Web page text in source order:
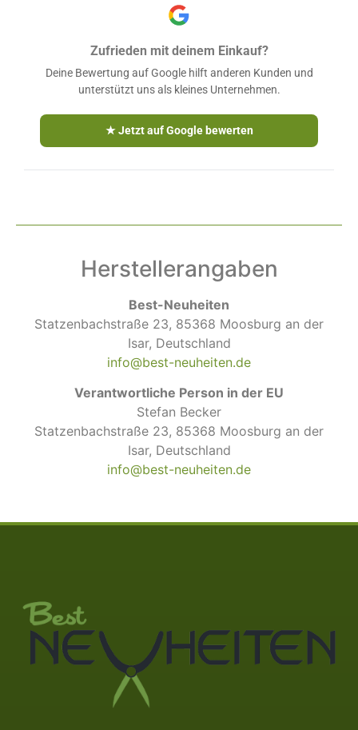
Zufrieden mit deinem Einkauf?
Deine Bewertung auf Google hilft anderen Kunden und
unterstützt uns als kleines Unternehmen.
★ Jetzt auf Google bewerten
Herstellerangaben
Best-Neuheiten
Statzenbachstraße 23, 85368 Moosburg an der
Isar, Deutschland
info@best-neuheiten.de
Verantwortliche Person in der EU
Stefan Becker
Statzenbachstraße 23, 85368 Moosburg an der
Isar, Deutschland
info@best-neuheiten.de